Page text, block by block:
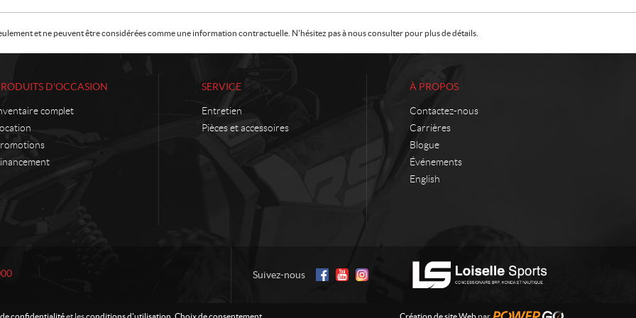
et ne peuvent être considérées comme une information contractuelle. N'hésitez pas à nous consulter pour plus de détails.
D'OCCASION
complet
SERVICE
Entretien
Pièces et accessoires
À PROPOS
Contactez-nous
Carrières
Blogue
Événements
English
Suivez-nous